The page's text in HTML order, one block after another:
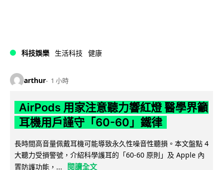
科技娛樂 生活科技 健康
arthur 1 小時
AirPods 用家注意聽力響紅燈 醫學界籲
耳機用戶謹守「60-60」鐵律
長時間高音量佩戴耳機可能導致永久性噪音性聽損。本文盤點 4
大聽力受損警號，介紹科學護耳的「60-60 原則」及 Apple 內
置防護功能，...
閱讀全文